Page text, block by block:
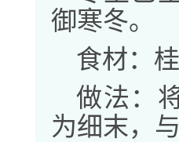
御寒冬。
食材：
做法：
为细末，